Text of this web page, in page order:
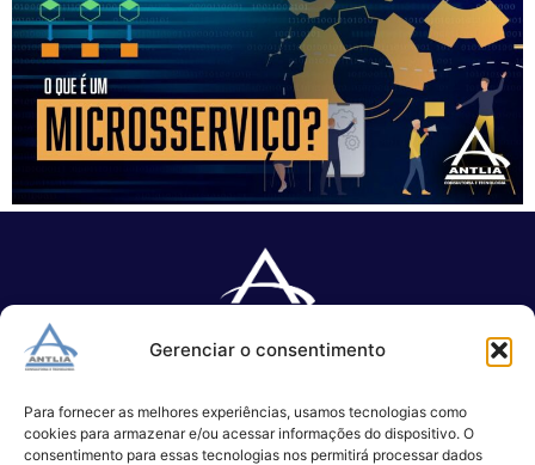
Gerenciar o consentimento
Para fornecer as melhores experiências, usamos tecnologias como
cookies para armazenar e/ou acessar informações do dispositivo. O
consentimento para essas tecnologias nos permitirá processar dados
TI.